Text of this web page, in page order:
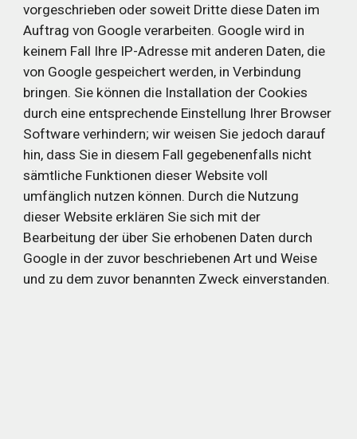
vorgeschrieben oder soweit Dritte diese Daten im
Auftrag von Google verarbeiten. Google wird in
keinem Fall Ihre IP-Adresse mit anderen Daten, die
von Google gespeichert werden, in Verbindung
bringen. Sie können die Installation der Cookies
durch eine entsprechende Einstellung Ihrer Browser
Software verhindern; wir weisen Sie jedoch darauf
hin, dass Sie in diesem Fall gegebenenfalls nicht
sämtliche Funktionen dieser Website voll
umfänglich nutzen können. Durch die Nutzung
dieser Website erklären Sie sich mit der
Bearbeitung der über Sie erhobenen Daten durch
Google in der zuvor beschriebenen Art und Weise
und zu dem zuvor benannten Zweck einverstanden.